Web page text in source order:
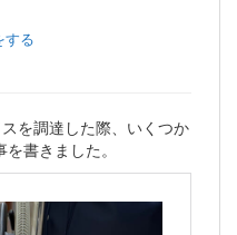
する
を調達した際、いくつか
書きました。